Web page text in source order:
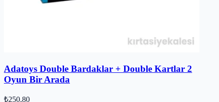
Adatoys Double Bardaklar + Double Kartlar 2
Oyun Bir Arada
₺250,80